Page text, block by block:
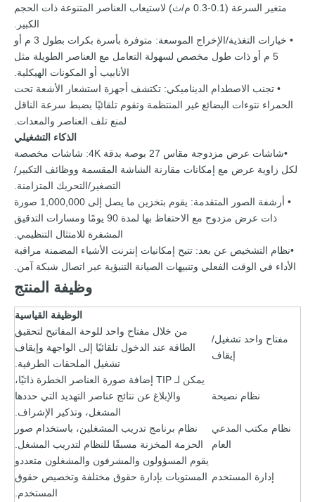
متغير السرعة (0.1-0.3 م/ث) لاستيعاب العناصر المتنوعة ذات الحجم
الكبير.
• خيارات التغذية/الإخراج الموسعة: متوفرة بأسرة بكرات بطول 3 م أو
5 م أو ذات طول مخصص لسهولة التعامل مع العناصر الطويلة مثل
الأنابيب أو المكونات الهيكلية.
• تجنب الاصطدام الديناميكي: تكتشف أجهزة استشعار الأشعة تحت
الحمراء نتوءات البضائع غير المنتظمة وتقوم تلقائيًا بضبط سرعة الناقل
لمنع تلف العناصر والمعدات.
الذكاء التشغيلي
•شاشات عرض مزدوجة مقاس 27 بوصة بدقة 4K: شاشات مخصصة
لكل زاوية عرض مع إمكانات مقارنة الشاشة المقسمة ووظائف التكبير/
التصغير/التحريك المتزامنة.
• أرشفة الصور المتقدمة: يقوم بتخزين ما يصل إلى 1,000,000 صورة
ذات عرض مزدوج مع الاحتفاظ بها لمدة 90 يومًا ومسارات التدقيق
المشفرة للامتثال التنظيمي.
•نظام التشخيص عن بعد: تتيح إمكانيات إنترنت الأشياء المضمنة مراقبة
الأداء في الوقت الفعلي وتنبيهات الصيانة التنبؤية عبر اتصال شبكة آمن.
وظيفة المنتج
الوظيفة القياسية
مفتاح واحد تشغيل/
إيقاف
من خلال مفتاح واحد للوحة المفاتيح لتحقيق
الطاقة عند الدخول تلقائيًا إلى الواجهة وإيقاف
تشغيل الملحقات الطرفية.
نظام نصيحة
يمكن لـ TIP إضافة صورة العناصر الخطرة ذاتيًا،
والإبلاغ عن نتائج عناصر التهديد التي حددها
المشغل، وتذكير الإشراف.
نظام مكتب المدعي
العام
نظام برنامج تدريب المشغلين، باستخدام صور
الحزمة المخزنة مسبقًا للنظام لتدريب المشغل.
إدارة المستخدم
يقوم المسؤولون والمشرفون والمشغلون متعددو
المستويات بإدارة حقوق مختلفة وتخصيص حقوق
المستخدم.